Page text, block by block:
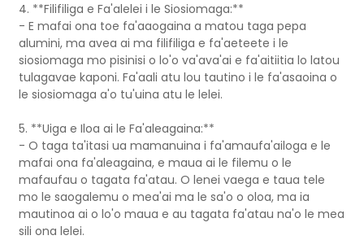
4. **Filifiliga e Fa'alelei i le Siosiomaga:**
- E mafai ona toe fa'aaogaina a matou taga pepa
alumini, ma avea ai ma filifiliga e fa'aeteete i le
siosiomaga mo pisinisi o lo'o va'ava'ai e fa'aitiitia lo latou
tulagavae kaponi. Fa'aali atu lou tautino i le fa'asaoina o
le siosiomaga a'o tu'uina atu le lelei.
5. **Uiga e Iloa ai le Fa'aleagaina:**
- O taga ta'itasi ua mamanuina i fa'amaufa'ailoga e le
mafai ona fa'aleagaina, e maua ai le filemu o le
mafaufau o tagata fa'atau. O lenei vaega e taua tele
mo le saogalemu o mea'ai ma le sa'o o oloa, ma ia
mautinoa ai o lo'o maua e au tagata fa'atau na'o le mea
sili ona lelei.